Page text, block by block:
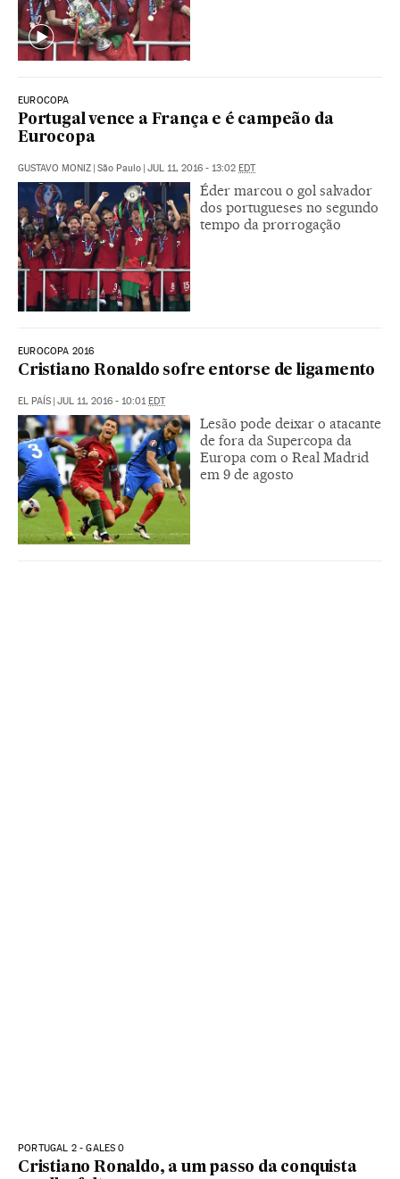
EUROCOPA
Portugal vence a França e é campeão da
Eurocopa
GUSTAVO MONIZ | São Paulo | JUL 11, 2016 - 13:02 EDT
Éder marcou o gol salvador
dos portugueses no segundo
tempo da prorrogação
EUROCOPA 2016
Cristiano Ronaldo sofre entorse de ligamento
EL PAÍS | JUL 11, 2016 - 10:01 EDT
Lesão pode deixar o atacante
de fora da Supercopa da
Europa com o Real Madrid
em 9 de agosto
PORTUGAL 2 - GALES 0
Cristiano Ronaldo, a um passo da conquista